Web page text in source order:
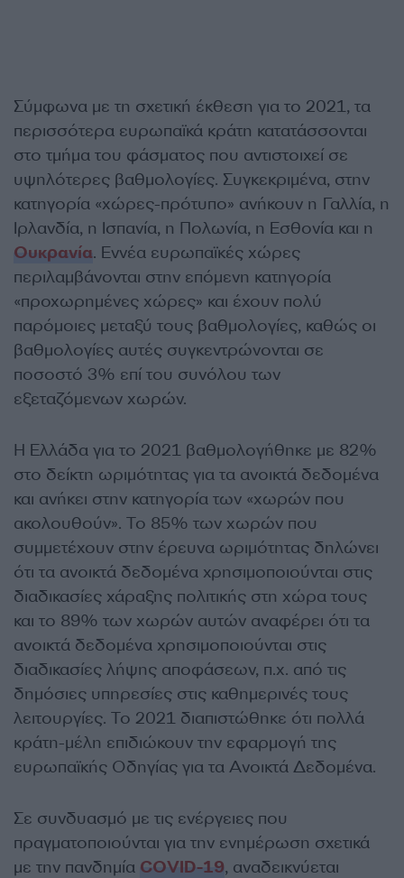
Σύμφωνα με τη σχετική έκθεση για το 2021, τα
περισσότερα ευρωπαϊκά κράτη κατατάσσονται
στο τμήμα του φάσματος που αντιστοιχεί σε
υψηλότερες βαθμολογίες. Συγκεκριμένα, στην
κατηγορία «χώρες-πρότυπο» ανήκουν η Γαλλία, η
Ιρλανδία, η Ισπανία, η Πολωνία, η Εσθονία και η
Ουκρανία. Εννέα ευρωπαϊκές χώρες
περιλαμβάνονται στην επόμενη κατηγορία
«προχωρημένες χώρες» και έχουν πολύ
παρόμοιες μεταξύ τους βαθμολογίες, καθώς οι
βαθμολογίες αυτές συγκεντρώνονται σε
ποσοστό 3% επί του συνόλου των
εξεταζόμενων χωρών.
Η Ελλάδα για το 2021 βαθμολογήθηκε με 82%
στο δείκτη ωριμότητας για τα ανοικτά δεδομένα
και ανήκει στην κατηγορία των «χωρών που
ακολουθούν». Το 85% των χωρών που
συμμετέχουν στην έρευνα ωριμότητας δηλώνει
ότι τα ανοικτά δεδομένα χρησιμοποιούνται στις
διαδικασίες χάραξης πολιτικής στη χώρα τους
και το 89% των χωρών αυτών αναφέρει ότι τα
ανοικτά δεδομένα χρησιμοποιούνται στις
διαδικασίες λήψης αποφάσεων, π.χ. από τις
δημόσιες υπηρεσίες στις καθημερινές τους
λειτουργίες. Το 2021 διαπιστώθηκε ότι πολλά
κράτη-μέλη επιδιώκουν την εφαρμογή της
ευρωπαϊκής Οδηγίας για τα Ανοικτά Δεδομένα.
Σε συνδυασμό με τις ενέργειες που
πραγματοποιούνται για την ενημέρωση σχετικά
με την πανδημία COVID-19, αναδεικνύεται